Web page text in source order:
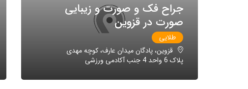
جراح فک و صورت و زیبایی
صورت در قزوین
طلایی
قزوین، پادگان میدان عارف، کوچه مهدی
پلاک 6 واحد 4 جنب آکادمی ورزشی